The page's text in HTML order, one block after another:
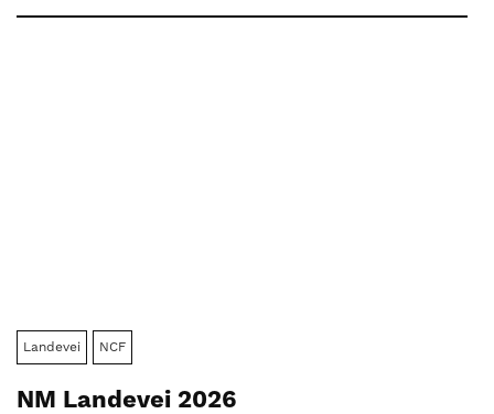
Landevei NCF
NM Landevei 2026